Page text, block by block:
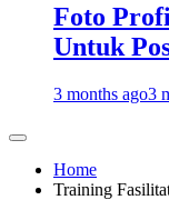
Foto
Untuk
3 months ago3
Home
Training